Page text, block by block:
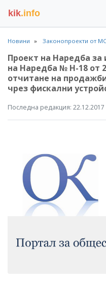
kik.info
Новини Законопроекти от МС
Проект на Наредба
на Наредба № Н-18 от
отчитане на
чрез фискални
Последна редакция: 22.12.2017